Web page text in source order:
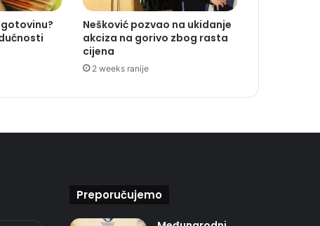
gotovinu?
Nešković pozvao na ukidanje
akciza na gorivo zbog rasta
cijena
2 weeks ranije
Preporučujemo